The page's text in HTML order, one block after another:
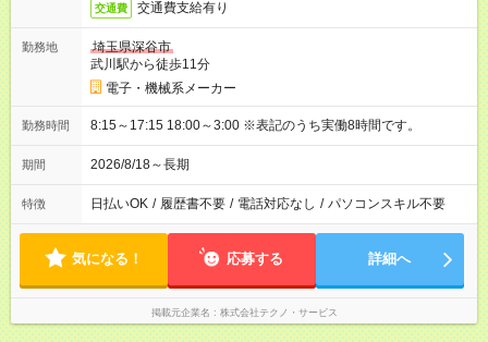
交通費 交通費支給有り
勤務地
埼玉県深谷市
武川駅から徒歩11分
電子・機械系メーカー
勤務時間 8:15～17:15 18:00～3:00 ※表記のうち実働8時間です。
期間 2026/8/18～長期
特徴 日払いOK / 履歴書不要 / 電話対応なし / パソコンスキル不要
気になる！ 応募する 詳細へ
掲載元企業名 株式会社テクノ・サービス